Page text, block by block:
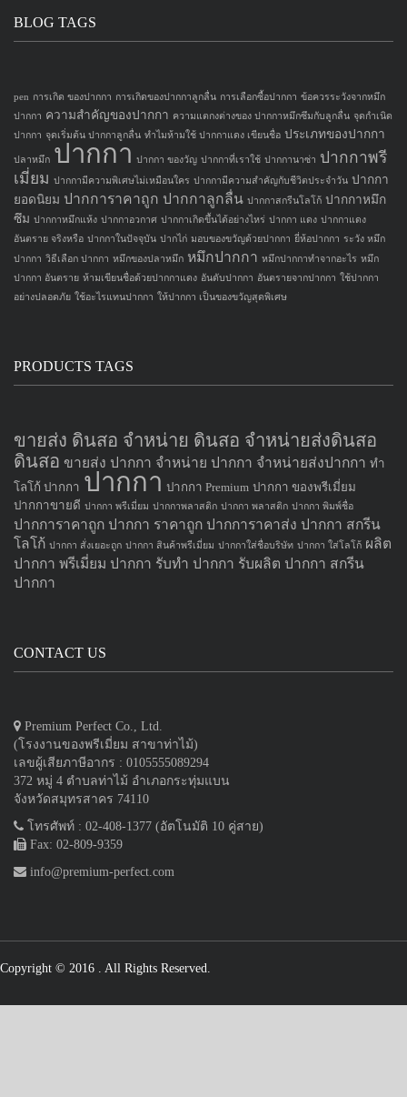
BLOG TAGS
pen การเกิด ของปากกา การเกิดของปากกาลูกลื่น การเลือกซื้อปากกา ข้อควรระวังจากหมึก
ปากกา ความสำคัญของปากกา ความแตกงต่างของ ปากกาหมึกซึมกับลูกลื่น จุดกำเนิด
ปากกา จุดเริ่มต้น ปากกาลูกลื่น ทำไมห้ามใช้ ปากกาแดง เขียนชื่อ ประเภทของปากกา
ปลาหมึก ปากกา ปากกา ของวัญ ปากกาที่เราใช้ ปากกานาซ่า ปากกาพรี
เมี่ยม ปากกามีความพิเศษไม่เหมือนใคร ปากกามีความสำคัญกับชีวิตประจำวัน ปากกา
ยอดนิยม ปากการาคาถูก ปากกาลูกลื่น ปากกาสกรีนโลโก้ ปากกาหมึก
ซึม ปากกาหมึกแห้ง ปากกาอวกาศ ปากกาเกิดขึ้นได้อย่างไหร่ ปากกา แดง ปากกาแดง
อันตราย จริงหรือ ปากกาในปัจจุบัน ปากไก่ มอบของขวัญด้วยปากกา ยี่ห้อปากกา ระวัง หมึก
ปากกา วิธีเลือก ปากกา หมึกของปลาหมึก หมึกปากกา หมึกปากกาทำจากอะไร หมึก
ปากกา อันตราย ห้ามเขียนชื่อด้วยปากกาแดง อันดับปากกา อันตรายจากปากกา ใช้ปากกา
อย่างปลอดภัย ใช้อะไรแทนปากกา ให้ปากกา เป็นของขวัญสุดพิเศษ
PRODUCTS TAGS
ขายส่ง ดินสอ จำหน่าย ดินสอ จำหน่ายส่งดินสอ
ดินสอ ขายส่ง ปากกา จำหน่าย ปากกา จำหน่ายส่งปากกา ทำ
โลโก้ ปากกา ปากกา ปากกา Premium ปากกา ของพรีเมี่ยม
ปากกาขายดี ปากกา พรีเมี่ยม ปากกาพลาสติก ปากกา พลาสติก ปากกา พิมพ์ชื่อ
ปากการาคาถูก ปากกา ราคาถูก ปากการาคาส่ง ปากกา สกรีน
โลโก้ ปากกา สั่งเยอะถูก ปากกา สินค้าพรีเมี่ยม ปากกาใส่ชื่อบริษัท ปากกา ใส่โลโก้ ผลิต
ปากกา พรีเมี่ยม ปากกา รับทำ ปากกา รับผลิต ปากกา สกรีน
ปากกา
CONTACT US
Premium Perfect Co., Ltd.
(โรงงานของพรีเมี่ยม สาขาท่าไม้)
เลขผู้เสียภาษีอากร : 0105555089294
372 หมู่ 4 ตำบลท่าไม้ อำเภอกระทุ่มแบน
จังหวัดสมุทรสาคร 74110
โทรศัพท์ : 02-408-1377 (อัตโนมัติ 10 คู่สาย)
Fax: 02-809-9359
info@premium-perfect.com
Copyright © 2016 . All Rights Reserved.